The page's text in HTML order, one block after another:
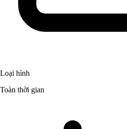
Loại hình
Toàn thời gian